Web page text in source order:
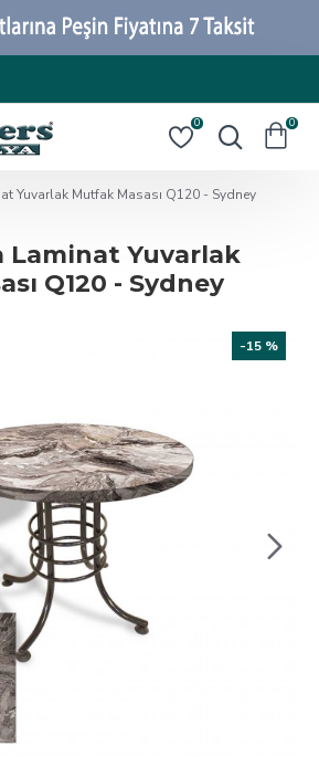
0 0
Yuvarlak Mutfak Masası Q120 - Sydney
Laminat Yuvarlak
Q120 - Sydney
-15 %